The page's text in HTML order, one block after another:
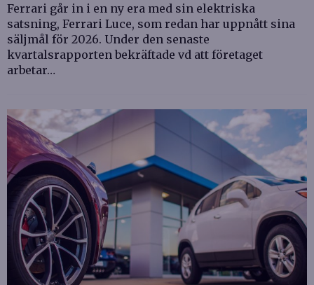
Ferrari går in i en ny era med sin elektriska
satsning, Ferrari Luce, som redan har uppnått sina
säljmål för 2026. Under den senaste
kvartalsrapporten bekräftade vd att företaget
arbetar…